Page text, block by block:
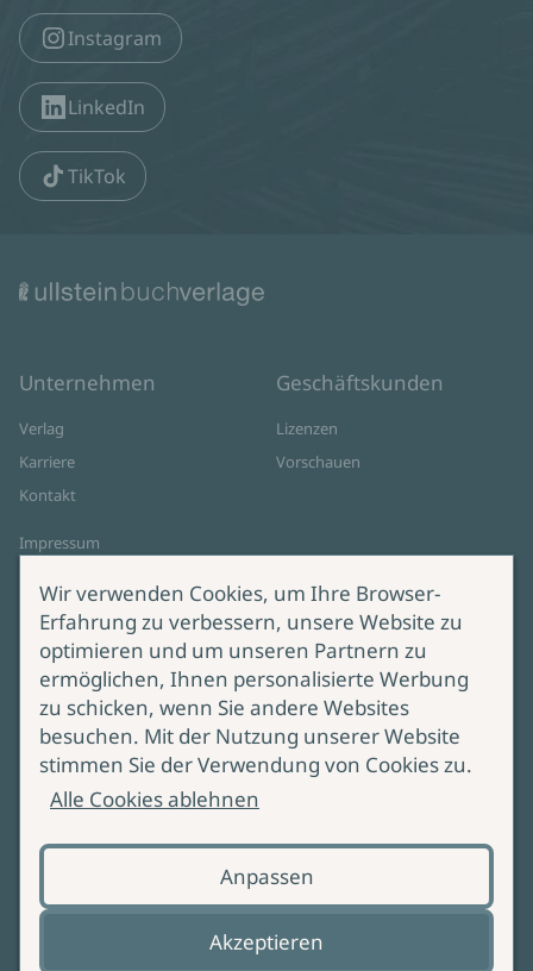
Instagram
LinkedIn
TikTok
Unternehmen
Verlag
Karriere
Kontakt
Impressum
Cookie-Einstellungen
AGB Online Shop
Geschäftskunden
Lizenzen
Vorschauen
Service
Lieferung & Versand
Produktsicherheit
Bei Fragen zur Produktsicherheit
wenden Sie sich bitte an
Wir verwenden Cookies, um Ihre Browser-
Erfahrung zu verbessern, unsere Website zu
optimieren und um unseren Partnern zu
ermöglichen, Ihnen personalisierte Werbung
zu schicken, wenn Sie andere Websites
besuchen. Mit der Nutzung unserer Website
stimmen Sie der Verwendung von Cookies zu.
Alle Cookies ablehnen
Anpassen
Akzeptieren